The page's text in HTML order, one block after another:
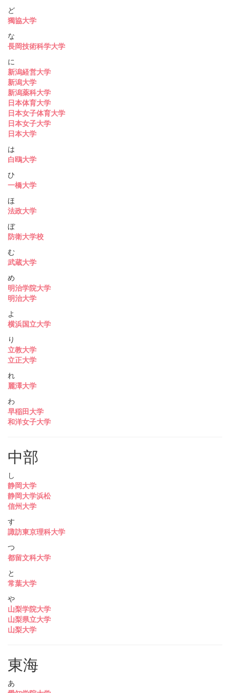
ど
獨協大学
な
長岡技術科学大学
に
新潟経営大学
新潟大学
新潟薬科大学
日本体育大学
日本女子体育大学
日本女子大学
日本大学
は
白鴎大学
ひ
一橋大学
ほ
法政大学
ぼ
防衛大学校
む
武蔵大学
め
明治学院大学
明治大学
よ
横浜国立大学
り
立教大学
立正大学
れ
麗澤大学
わ
早稲田大学
和洋女子大学
中部
し
静岡大学
静岡大学浜松
信州大学
す
諏訪東京理科大学
つ
都留文科大学
と
常葉大学
や
山梨学院大学
山梨県立大学
山梨大学
東海
あ